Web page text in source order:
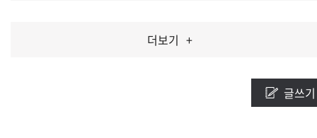
더보기 +
글쓰기